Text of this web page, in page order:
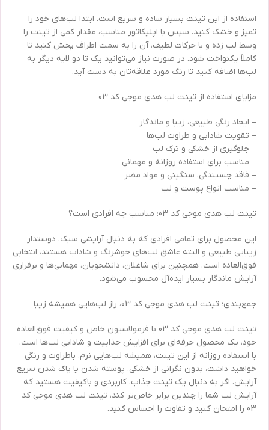
استفاده از این تینت بسیار ساده و سریع است. ابتدا لب‌های خود را
تمیز و خشک کنید. سپس با اپلیکاتور مناسب، مقدار کمی از تینت را
وسط لب زده و با حرکات لطیف، آن را به سمت اطراف پخش کنید تا
کاملاً یکنواخت شود. در صورت نیاز می‌توانید یک تا دو لایه دیگر به
لب‌ها اضافه کنید تا رنگ مورد علاقه‌تان به دست آید.
مزایای استفاده از تینت لب هدی موجی کد 03
– ایجاد رنگی طبیعی، زیبا و ماندگار
– تقویت شادابی و طراوت لب‌ها
– جلوگیری از خشکی و ترک لب
– مناسب برای استفاده روزانه و مهمانی
– فاقد چسبندگی، سنگینی و مواد مضر
– مناسب انواع پوست و لب
تینت لب هدی موجی کد 03؛ مناسب چه افرادی است؟
این محصول برای تمامی افرادی که به دنبال آرایشی سبک، دوستدار
زیبایی طبیعی و البته عاشق لب‌های خوشرنگ و شاداب هستند، انتخابی
فوق‌العاده است. همچنین برای شاغلان، دانشجویان، مهمانی‌ها و برقراری
آرایش ماندگار بسیار ایده‌آل محسوب می‌شود.
جمع‌بندی؛ تینت لب هدی موجی کد 03، راز لب‌هایی همیشه زیبا
تینت لب هدی موجی کد 03 با فرمولاسیون خاص و کیفیت فوق‌العاده
خود، یک محصول حرفه‌ای برای افزایش جذابیت و شادابی لب‌ها است.
با استفاده روزانه از این تینت، همیشه لب‌هایی نرم، باطراوت و رنگی
خواهید داشت، بدون نگرانی از خشکی، پوسته شدن یا پاک شدن سریع
آرایش. اگر به دنبال یک تینت جذاب، کاربردی و باکیفیت هستید که
آرایش لب شما را چندین برابر خاص‌تر کند، تینت لب هدی موجی کد
03 را امتحان کنید و تفاوت را احساس کنید.